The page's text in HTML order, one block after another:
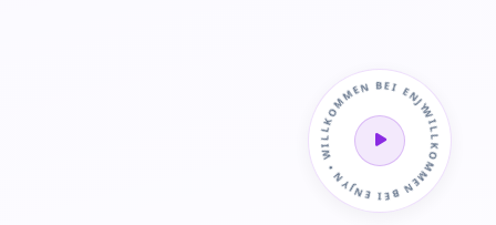
WILLKOMMEN BEI ENJYN • WILLKOMMEN BEI ENJYN •